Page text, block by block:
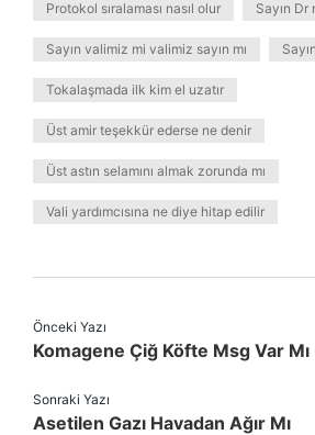
Protokol sıralaması nasıl olur Sayın Dr
Sayın valimiz mi valimiz sayın mı
Tokalaşmada ilk kim el uzatır
Üst amir teşekkür ederse ne denir
Üst astın selamını almak zorunda mı
Vali yardımcısına ne diye hitap edilir
Önceki Yazı
Komagene Çiğ Köfte Msg Var Mı
Sonraki Yazı
Asetilen Gazı Havadan Ağır Mı